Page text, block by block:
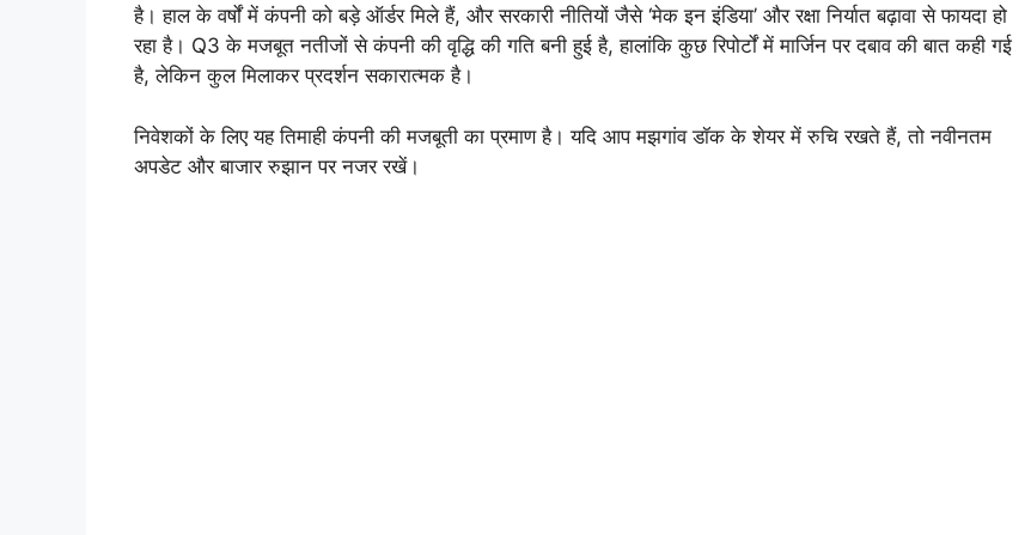
है। हाल के वर्षों में कंपनी को बड़े ऑर्डर मिले हैं, और सरकारी नीतियों जैसे ‘मेक इन इंडिया’ और रक्षा निर्यात बढ़ावा से फायदा हो
रहा है। Q3 के मजबूत नतीजों से कंपनी की वृद्धि की गति बनी हुई है, हालांकि कुछ रिपोर्टों में मार्जिन पर दबाव की बात कही गई
है, लेकिन कुल मिलाकर प्रदर्शन सकारात्मक है।
निवेशकों के लिए यह तिमाही कंपनी की मजबूती का प्रमाण है। यदि आप मझगांव डॉक के शेयर में रुचि रखते हैं, तो नवीनतम
अपडेट और बाजार रुझान पर नजर रखें।